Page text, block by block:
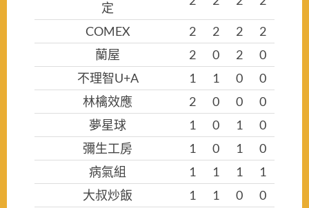
定
COMEX 2 2 2
2
蘭屋
2 0 2
0
不理智U+A
1 1 0
0
林檎效應
2 0 0
0
夢星球
1 0 1
0
彌生工房
1 0 1
0
病氣組
1 1 1
1
大叔炒飯
1 1 0
0